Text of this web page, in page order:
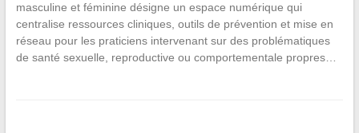
masculine et féminine désigne un espace numérique qui
centralise ressources cliniques, outils de prévention et mise en
réseau pour les praticiens intervenant sur des problématiques
de santé sexuelle, reproductive ou comportementale propres…